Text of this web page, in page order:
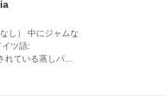
である[1]。そこで
部藤次郎は、戦前
中は軍需で潤った
ならなくなった。
外馬券の販売を事
に働きかけを行
営になじまないと
し） 中にジャムな
イツ語:
れている蒸しパン